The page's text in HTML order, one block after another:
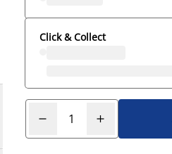
Click & Collect